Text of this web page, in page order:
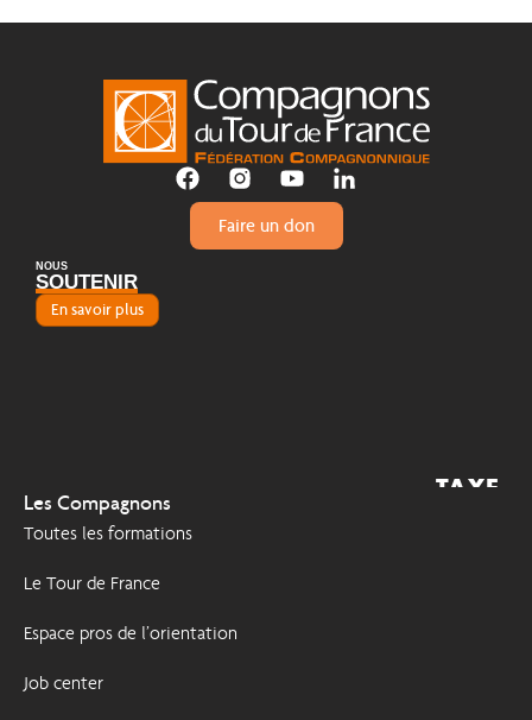
compagnonnique de
Fédération
Compagnonnique de Lyon
Fédération compagnonique
de Marseille
Fédération
compagnonnique de Nantes
Île-de-France
compagnonnique de
Toulouse
Faire un don
Les Compagnons
Toutes les formations
Le Tour de France
Espace pros de l’orientation
Job center
NOUS
SOUTENIR
En savoir plus
TAXE